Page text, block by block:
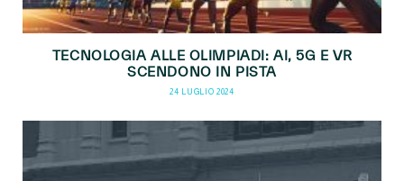
TECNOLOGIA ALLE OLIMPIADI: AI, 5G E VR
SCENDONO IN PISTA
24 LUGLIO 2024